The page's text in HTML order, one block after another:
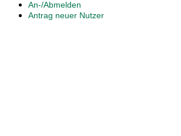
An-/Abmelden
Antrag neuer Nutzer